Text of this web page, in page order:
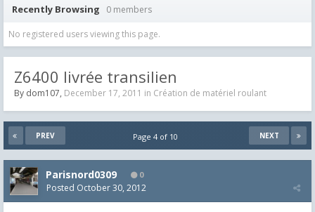
Recently Browsing 0 members
No registered users viewing this page.
Z6400 livrée transilien
By dom107, December 17, 2011 in Création de matériel roulant
PREV NEXT
Page 4 of 10
Parisnord0309 0
Posted October 30, 2012